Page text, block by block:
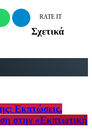
RATE IT
Σχετικά
Εκπτώσεις,
στην «Εκπτωτική